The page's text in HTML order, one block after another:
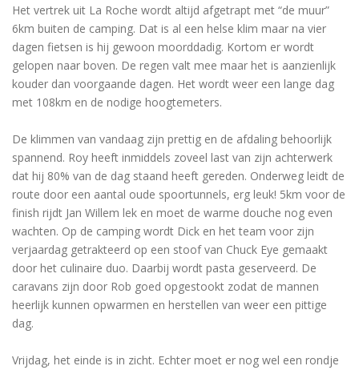
Het vertrek uit La Roche wordt altijd afgetrapt met “de muur”
6km buiten de camping. Dat is al een helse klim maar na vier
dagen fietsen is hij gewoon moorddadig. Kortom er wordt
gelopen naar boven. De regen valt mee maar het is aanzienlijk
kouder dan voorgaande dagen. Het wordt weer een lange dag
met 108km en de nodige hoogtemeters.
De klimmen van vandaag zijn prettig en de afdaling behoorlijk
spannend. Roy heeft inmiddels zoveel last van zijn achterwerk
dat hij 80% van de dag staand heeft gereden. Onderweg leidt de
route door een aantal oude spoortunnels, erg leuk! 5km voor de
finish rijdt Jan Willem lek en moet de warme douche nog even
wachten. Op de camping wordt Dick en het team voor zijn
verjaardag getrakteerd op een stoof van Chuck Eye gemaakt
door het culinaire duo. Daarbij wordt pasta geserveerd. De
caravans zijn door Rob goed opgestookt zodat de mannen
heerlijk kunnen opwarmen en herstellen van weer een pittige
dag.
Vrijdag, het einde is in zicht. Echter moet er nog wel een rondje